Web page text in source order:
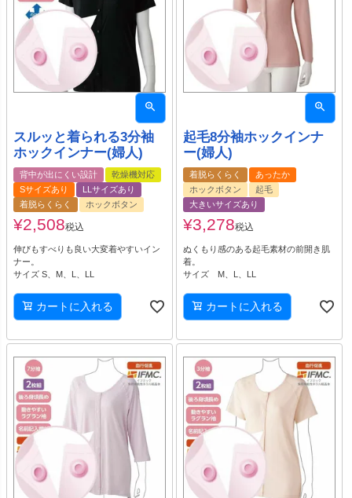
スルッと着られる3分袖
ホックインナー(婦人)
背中が出にくい設計
乾燥機対応
Sサイズあり
LLサイズあり
着脱らくらく
ホックボタン
¥2,508税込
伸びもすべりも良い大変着やすいイン
ナー。
サイズ S、M、L、LL
カートに入れる
起毛8分袖ホックインナ
ー(婦人)
着脱らくらく
あったか
ホックボタン
起毛
大きいサイズあり
¥3,278税込
ぬくもり感のある起毛素材の前開き肌
着。
サイズ M、L、LL
カートに入れる